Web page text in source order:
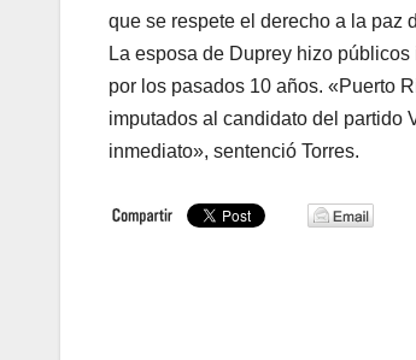
que se respete el derecho a la paz
La esposa de Duprey hizo
por los pasados 10 años. «Puerto
imputados al candidato del partido
inmediato», sentenció Torres.